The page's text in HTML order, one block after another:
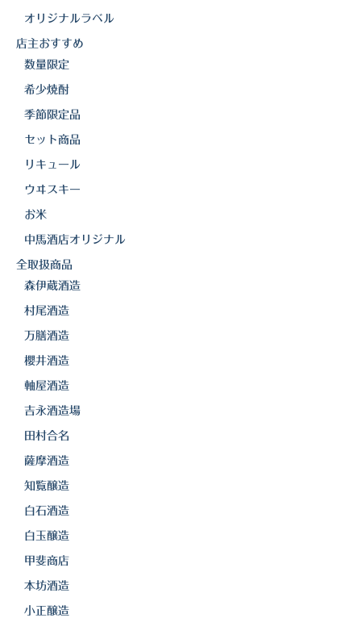
オリジナルラベル
店主おすすめ
数量限定
希少焼酎
季節限定品
セット商品
リキュール
ウヰスキー
お米
中馬酒店オリジナル
全取扱商品
森伊蔵酒造
村尾酒造
万膳酒造
櫻井酒造
軸屋酒造
吉永酒造場
田村合名
薩摩酒造
知覧醸造
白石酒造
白玉醸造
甲斐商店
本坊酒造
小正醸造